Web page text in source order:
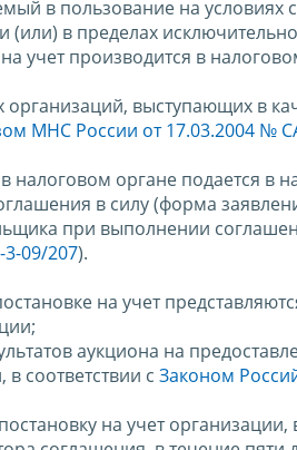
в пользование на
в пределах
учет производится в
организаций, выступающих в
МНС России от 17.03.2004 №
налоговом органе подается в
в силу (форма
при выполнении
09/207).
на учет
аукциона на
соответствии с Законом
на учет